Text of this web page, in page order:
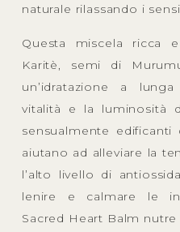
naturale rilassando i
Questa miscela ricca
Karitè, semi di
un’idratazione a
vitalità e la luminosità
sensualmente edificanti
aiutano ad alleviare la
l’alto livello di
lenire e calmare le
Sacred Heart Balm